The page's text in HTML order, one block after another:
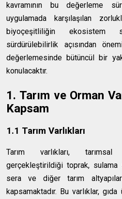
kavramının bu değerleme
uygulamada karşılaşılan
biyoçeşitliliğin ekosistem
sürdürülebilirlik açısından
değerlemesinde bütüncül bir
konulacaktır.
1. Tarım ve Orman
Kapsam
1.1 Tarım Varlıkları
Tarım varlıkları,
gerçekleştirildiği toprak, sulama
sera ve diğer tarım
kapsamaktadır. Bu varlıklar,